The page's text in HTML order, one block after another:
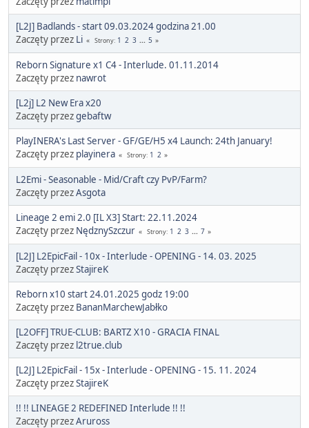
[L2J] Badlands - start 09.03.2024 godzina 21.00
Zaczęty przez Li Strony 1 2 3 ... 5
Reborn Signature x1 C4 - Interlude. 01.11.2014
Zaczęty przez nawrot
[L2j] L2 New Era x20
Zaczęty przezgebaftw
PlayINERA's Last Server - GF/GE/H5 x4 Launch: 24th January!
Zaczęty przez playinera Strony 1 2
L2Emi - Seasonable - Mid/Craft czy PvP/Farm?
Zaczęty przezAsgota
Lineage 2 emi 2.0 [IL X3] Start: 22.11.2024
Zaczęty przez NędznySzczur Strony 1 2 3 ... 7
[L2J] L2EpicFail - 10x - Interlude - OPENING - 14. 03. 2025
Zaczęty przezStajireK
Reborn x10 start 24.01.2025 godz 19:00
Zaczęty przez BananMarchewJabłko
[L2OFF] TRUE-CLUB: BARTZ X10 - GRACIA FINAL
Zaczęty przez l2true.club
[L2J] L2EpicFail - 15x - Interlude - OPENING - 15. 11. 2024
Zaczęty przezStajireK
!! !! LINEAGE 2 REDEFINED Interlude !! !!
Zaczęty przezAruross